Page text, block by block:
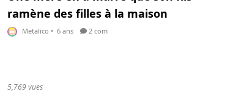
ramène des filles à la maison
Metalico • 6 ans 2 com
5,769 vues